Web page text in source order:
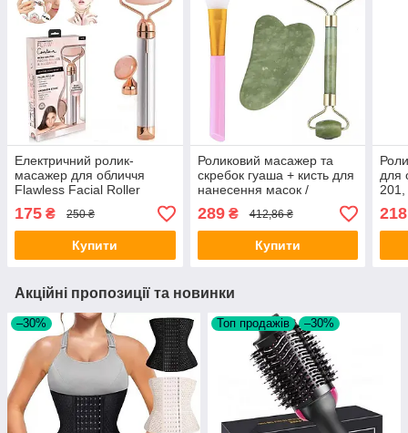
Електричний ролик-
масажер для обличчя
Flawless Facial Roller
175 ₴ 250 ₴
Купити
Роликовий масажер та
скребок гуаша + кисть для
нанесення масок /
Нефритовий масажер для
обличчя
289₴ 412,86 ₴
Купити
для
201,
Акційні пропозиції та новинки
–30% Топ продажів –30%